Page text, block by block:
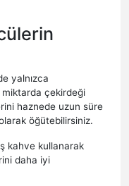
yalnızca
miktarda çekirdeği
haznede uzun süre
öğütebilirsiniz.
kahve kullanarak
daha iyi